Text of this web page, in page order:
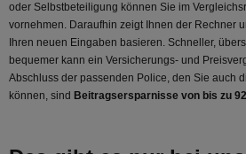
oder Selbstbeteiligung können Sie im
vornehmen. Daraufhin zeigt Ihnen der Rechner
Ihren neuen Eingaben basieren. Schneller,
bequemer kann ein Versicherungs- und
Abschluss der passenden Police, den Sie auch
können, sind Beitragsersparnisse von bis zu